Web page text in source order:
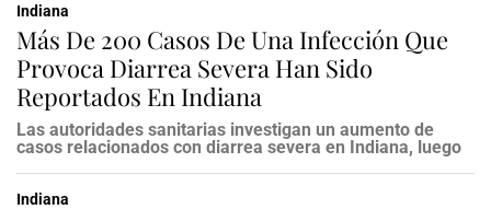
Indiana
Más De 200 Casos De Una Infección Que
Provoca Diarrea Severa Han Sido
Reportados En Indiana
Las autoridades sanitarias investigan un aumento de
casos relacionados con diarrea severa en Indiana, luego
Indiana